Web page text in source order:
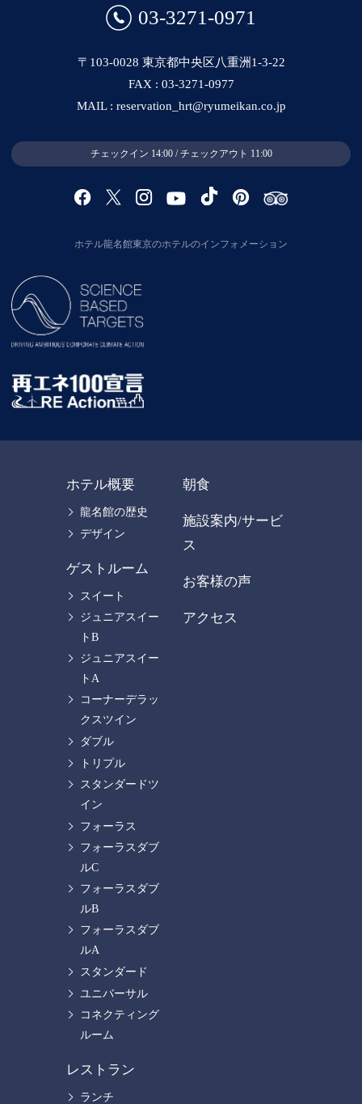
03-3271-0971
〒103-0028 東京都中央区八重洲1-3-22
FAX : 03-3271-0977
MAIL : reservation_hrt@ryumeikan.co.jp
チェックイン 14:00 / チェックアウト 11:00
ホテル龍名館東京のホテルのインフォメーション
ホテル概要
龍名館の歴史
デザイン
ゲストルーム
スイート
ジュニアスイー
トB
ジュニアスイー
トA
コーナーデラッ
クスツイン
ダブル
トリプル
スタンダードツ
イン
フォーラス
フォーラスダブ
ルC
フォーラスダブ
ルB
フォーラスダブ
ルA
スタンダード
ユニバーサル
コネクティング
ルーム
レストラン
ランチ
朝食
施設案内/サービ
ス
お客様の声
アクセス